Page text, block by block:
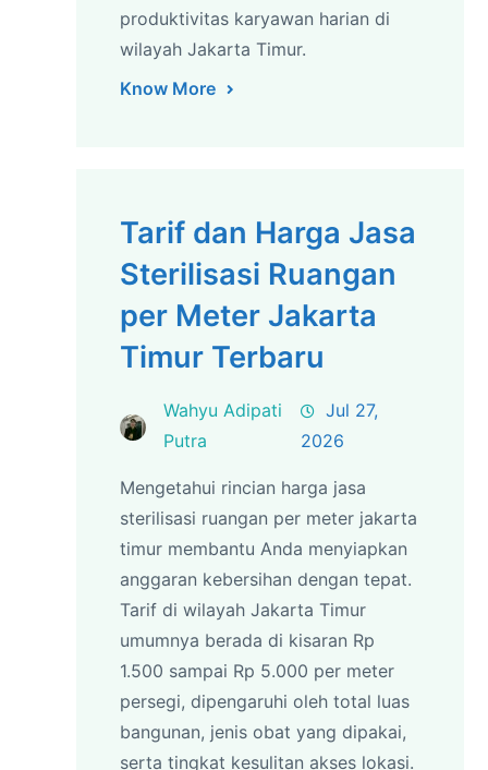
produktivitas karyawan harian di
wilayah Jakarta Timur.
Know More
Tarif dan Harga Jasa
Sterilisasi Ruangan
per Meter Jakarta
Timur Terbaru
Wahyu Adipati
Putra
Jul 27,
2026
Mengetahui rincian harga jasa
sterilisasi ruangan per meter jakarta
timur membantu Anda menyiapkan
anggaran kebersihan dengan tepat.
Tarif di wilayah Jakarta Timur
umumnya berada di kisaran Rp
1.500 sampai Rp 5.000 per meter
persegi, dipengaruhi oleh total luas
bangunan, jenis obat yang dipakai,
serta tingkat kesulitan akses lokasi.